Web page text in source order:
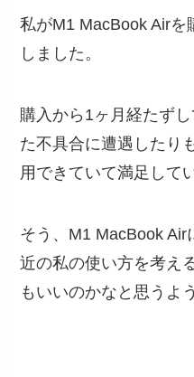
私がM1 MacBook Airを
しました。
購入から1ヶ月経たず
た不具合に遭遇したり
用できていて満足して
そう、M1 MacBook
近の私の使い方を考え
もいいのかなと思うよ